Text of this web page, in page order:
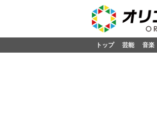
トップ 芸能 音楽